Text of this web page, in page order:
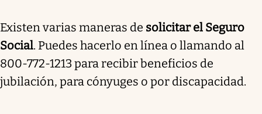
Existen varias maneras de solicitar el Seguro
Social. Puedes hacerlo en línea o llamando al
800-772-1213 para recibir beneficios de
jubilación, para cónyuges o por discapacidad.